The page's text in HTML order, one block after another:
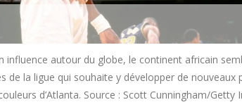
influence autour du globe, le continent africain
de la ligue qui souhaite y développer de
d’Atlanta. Source : Scott Cunningham/Getty